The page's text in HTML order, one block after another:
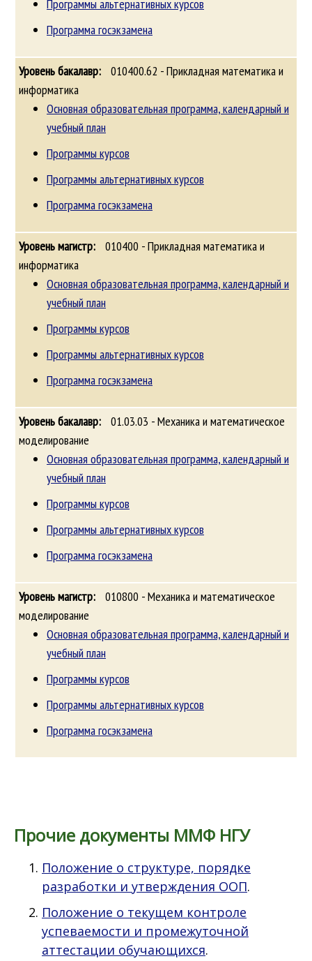
Программы альтернативных курсов
Программа госэкзамена
010400.62 - Прикладная математика и
информатика
Основная образовательная программа, календарный и
учебный план
Программы курсов
Программы альтернативных курсов
Программа госэкзамена
010400 - Прикладная математика и
информатика
Основная образовательная программа, календарный и
учебный план
Программы курсов
Программы альтернативных курсов
Программа госэкзамена
01.03.03 - Механика и математическое
моделирование
Основная образовательная программа, календарный и
учебный план
Программы курсов
Программы альтернативных курсов
Программа госэкзамена
010800 - Механика и математическое
моделирование
Основная образовательная программа, календарный и
учебный план
Программы курсов
Программы альтернативных курсов
Программа госэкзамена
Прочие документы ММФ НГУ
Положение о структуре, порядке
разработки и утверждения ООП.
Положение о текущем контроле
успеваемости и промежуточной
аттестации обучающихся.